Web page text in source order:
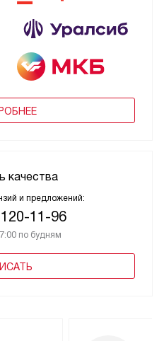
качества
и предложений:
11-96
по будням